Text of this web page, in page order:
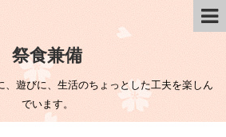
祭食兼備
、遊びに、生活のちょっとした工夫を楽しん
でいます。